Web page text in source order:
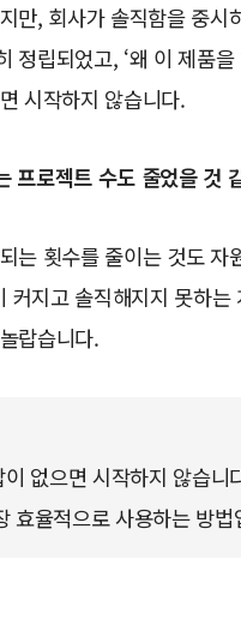
만, 회사가 솔직함을 중시
립되었고, ‘왜 이 제품을
시작하지 않습니다.
프로젝트 수도 줄었을 것
는 횟수를 줄이는 것도 자
지고 솔직해지지 못하는
랍습니다.
이 없으면 시작하지 않습니
효율적으로 사용하는 방법